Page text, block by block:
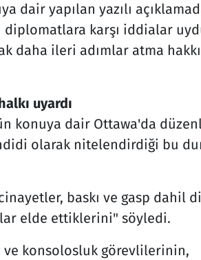
dair yapılan yazılı
karşı iddialar
daha ileri adımlar atma
uyardı
konuya dair Ottawa'da
olarak nitelendirdiği bu
baskı ve gasp dahil
elde ettiklerini" söyledi.
konsolosluk görevlilerinin,